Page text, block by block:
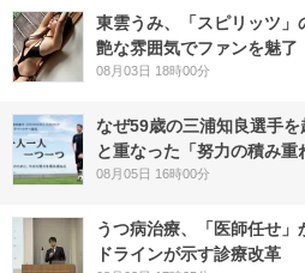
東雲うみ、「スピリッツ
艶な雰囲気でファンを魅了
08月03日 18時00分
なぜ59歳の三浦知良選手
と重なった「努力の積み重
08月05日 16時00分
うつ病治療、「医師任せ
ドラインが示す診療改革